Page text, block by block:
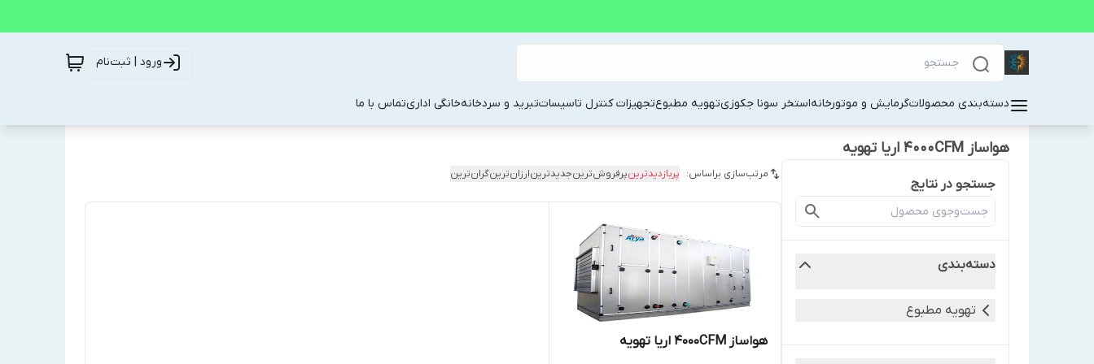
ورود | ثبت‌نام
دسته‌بندی محصولاتگرمایش و موتورخانهاستخر سونا جکوزیتهویه مطبوعتجهیزات کنترل تاسیساتتبرید و سردخانهخانگی اداریتماس با ما
هواساز 4000CFM اریا تهویه
جستجو در نتایج
دسته‌بندی
تهویه مطبوع
مرتب‌سازی براساس: پربازدیدترینپرفروش‌ترینجدیدترینارزان‌ترینگران‌ترین
هواساز 4000CFM اریا تهویه